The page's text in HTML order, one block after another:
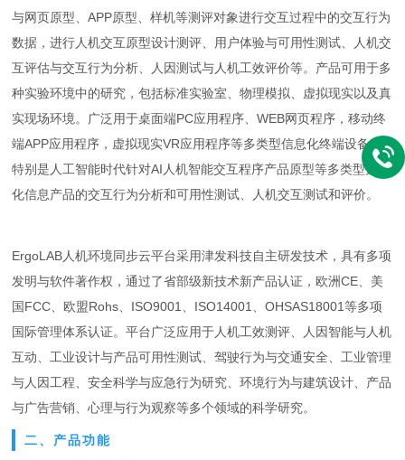
与网页原型、APP原型、样机等测评对象进行交互过程中的交互行为
数据，进行人机交互原型设计测评、用户体验与可用性测试、人机交
互评估与交互行为分析、人因测试与人机工效评价等。产品可用于多
种实验环境中的研究，包括标准实验室、物理模拟、虚拟现实以及真
实现场环境。广泛用于桌面端PC应用程序、WEB网页程序，移动终
端APP应用程序，虚拟现实VR应用程序等多类型信息化终端设备，
特别是人工智能时代针对AI人机智能交互程序产品原型等多类型数字
化信息产品的交互行为分析和可用性测试、人机交互测试和评价。
ErgoLAB人机环境同步云平台采用津发科技自主研发技术，具有多项
发明与软件著作权，通过了省部级新技术新产品认证，欧洲CE、美
国FCC、欧盟Rohs、ISO9001、ISO14001、OHSAS18001等多项
国际管理体系认证。平台广泛应用于人机工效测评、人因智能与人机
互动、工业设计与产品可用性测试、驾驶行为与交通安全、工业管理
与人因工程、安全科学与应急行为研究、环境行为与建筑设计、产品
与广告营销、心理与行为观察等多个领域的科学研究。
二、产品功能